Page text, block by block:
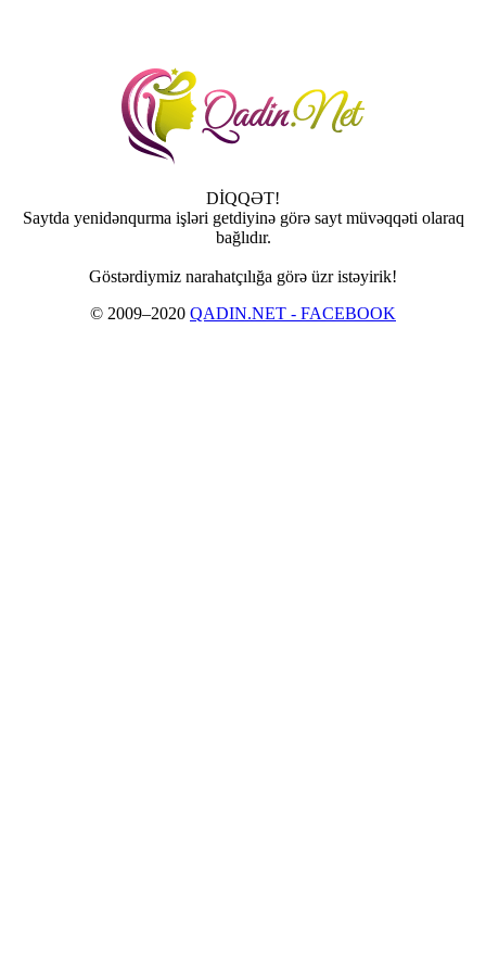
DİQQƏT!
Saytda yenidənqurma işləri getdiyinə görə sayt müvəqqəti olaraq
bağlıdır.
Göstərdiymiz narahatçılığa görə üzr istəyirik!
© 2009–2020 QADIN.NET - FACEBOOK